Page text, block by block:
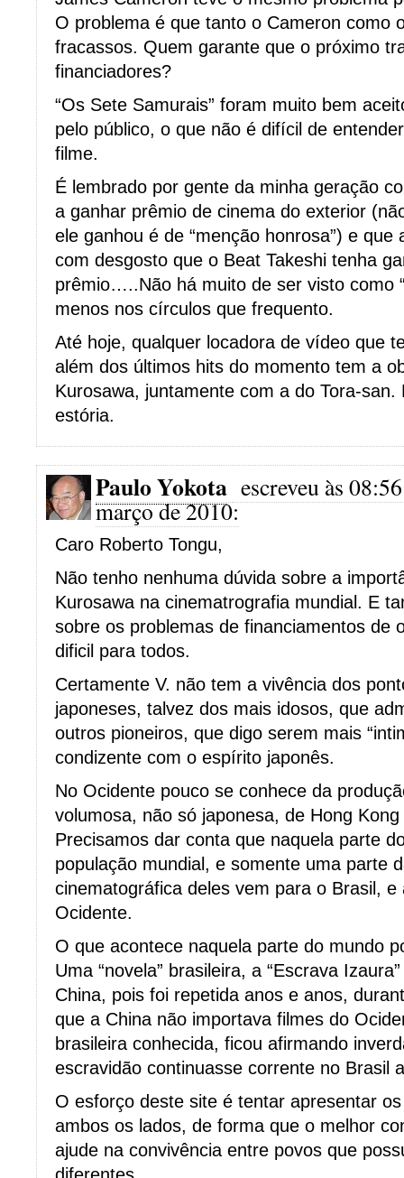
O problema é que tanto o Cameron como
fracassos. Quem garante que o próximo
financiadores?
“Os Sete Samurais” foram muito bem
pelo público, o que não é difícil de
filme.
É lembrado por gente da minha geração
a ganhar prêmio de cinema do exterior
ele ganhou é de “menção honrosa”) e que
com desgosto que o Beat Takeshi tenha
prêmio…..Não há muito de ser visto como
menos nos círculos que frequento.
Até hoje, qualquer locadora de vídeo que
além dos últimos hits do momento tem a
Kurosawa, juntamente com a do Tora-san.
estória.
Paulo Yokota escreveu às
março de 2010:
Caro Roberto Tongu,
Não tenho nenhuma dúvida sobre a
Kurosawa na cinematrografia mundial. E
sobre os problemas de financiamentos de
dificil para todos.
Certamente V. não tem a vivência dos
japoneses, talvez dos mais idosos, que
outros pioneiros, que digo serem mais
condizente com o espírito japonês.
No Ocidente pouco se conhece da
volumosa, não só japonesa, de Hong
Precisamos dar conta que naquela parte
população mundial, e somente uma parte
cinematográfica deles vem para o Brasil,
Ocidente.
O que acontece naquela parte do mundo
Uma “novela” brasileira, a “Escrava
China, pois foi repetida anos e anos,
que a China não importava filmes do
brasileira conhecida, ficou afirmando
escravidão continuasse corrente no Brasil
O esforço deste site é tentar apresentar
ambos os lados, de forma que o melhor
ajude na convivência entre povos que